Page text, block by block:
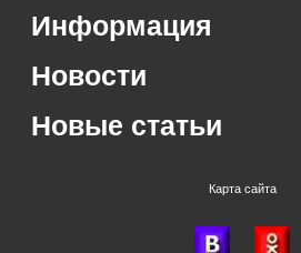
Информация
Новости
Новые статьи
Карта сайта